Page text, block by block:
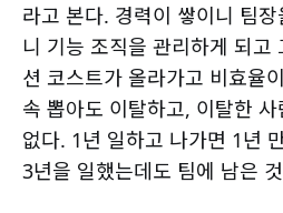
라고 본다. 경력이 쌓이니 팀
니 기능 조직을 관리하게 되고
션 코스트가 올라가고 비효율
속 뽑아도 이탈하고, 이탈한
없다. 1년 일하고 나가면 1년
3년을 일했는데도 팀에 남은